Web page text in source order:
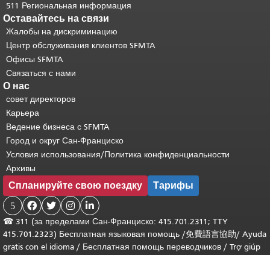
511 Региональная информация
Оставайтесь на связи
Жалобы на дискриминацию
Центр обслуживания клиентов SFMTA
Офисы SFMTA
Связаться с нами
О нас
совет директоров
Карьера
Ведение бизнеса с SFMTA
Город и округ Сан-Франциско
Условия использования/Политика конфиденциальности
Архивы
Спланируйте свою поездку Тарифы
5    
☎ 311 (за пределами Сан-Франциско: 415.701.2311; TTY
415.701.2323) Бесплатная языковая помощь /免費語言協助/ Ayuda
gratis con el idioma / Бесплатная помощь переводчиков / Trợ giúp